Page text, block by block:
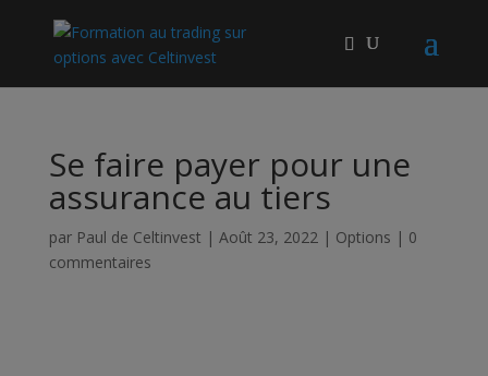
Se faire payer pour une
assurance au tiers
par Paul de Celtinvest | Août 23, 2022| Options | 0
commentaires